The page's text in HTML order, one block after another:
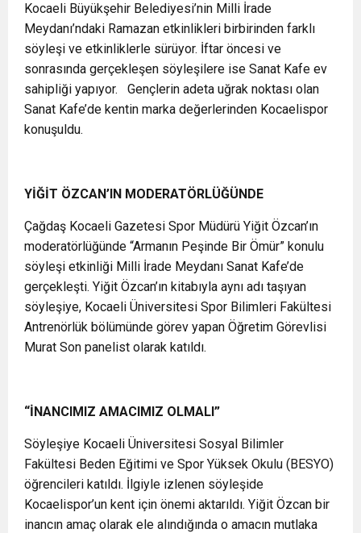
Kocaeli Büyükşehir Belediyesi’nin Milli İrade
Meydanı’ndaki Ramazan etkinlikleri birbirinden farklı
söyleşi ve etkinliklerle sürüyor. İftar öncesi ve
sonrasında gerçekleşen söyleşilere ise Sanat Kafe ev
sahipliği yapıyor. Gençlerin adeta uğrak noktası olan
Sanat Kafe’de kentin marka değerlerinden Kocaelispor
konuşuldu.
YİĞİT ÖZCAN’IN MODERATÖRLÜĞÜNDE
Çağdaş Kocaeli Gazetesi Spor Müdürü Yiğit Özcan’ın
moderatörlüğünde “Armanın Peşinde Bir Ömür” konulu
söyleşi etkinliği Milli İrade Meydanı Sanat Kafe’de
gerçekleşti. Yiğit Özcan’ın kitabıyla aynı adı taşıyan
söyleşiye, Kocaeli Üniversitesi Spor Bilimleri Fakültesi
Antrenörlük bölümünde görev yapan Öğretim Görevlisi
Murat Son panelist olarak katıldı.
“İNANCIMIZ AMACIMIZ OLMALI”
Söyleşiye Kocaeli Üniversitesi Sosyal Bilimler
Fakültesi Beden Eğitimi ve Spor Yüksek Okulu (BESYO)
öğrencileri katıldı. İlgiyle izlenen söyleşide
Kocaelispor’un kent için önemi aktarıldı. Yiğit Özcan bir
inancın amaç olarak ele alındığında o amacın mutlaka